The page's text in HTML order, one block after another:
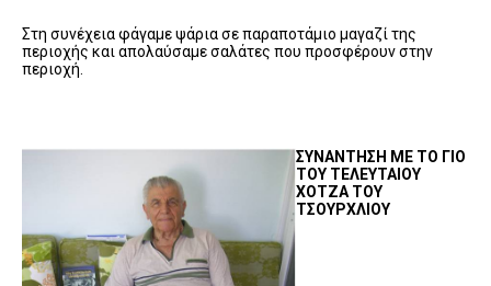
Στη συνέχεια φάγαμε ψάρια σε παραποτάμιο μαγαζί της
περιοχής και απολαύσαμε σαλάτες που προσφέρουν στην
περιοχή.
ΣΥΝΑΝΤΗΣΗ ΜΕ ΤΟ ΓΙΟ
ΤΟΥ ΤΕΛΕΥΤΑΙΟΥ
ΧΟΤΖΑ ΤΟΥ
ΤΣΟΥΡΧΛΙΟΥ